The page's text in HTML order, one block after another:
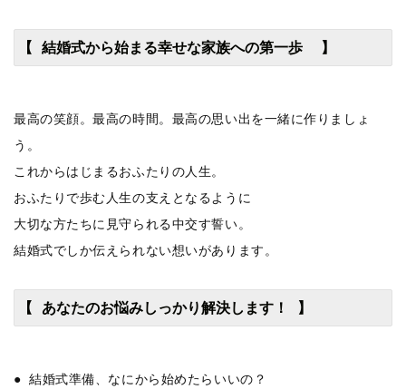
【 結婚式から始まる幸せな家族への第一歩 】
最高の笑顔。最高の時間。最高の思い出を一緒に作りましょ
う。
これからはじまるおふたりの人生。
おふたりで歩む人生の支えとなるように
大切な方たちに見守られる中交す誓い。
結婚式でしか伝えられない想いがあります。
【 あなたのお悩みしっかり解決します！ 】
● 結婚式準備、なにから始めたらいいの？